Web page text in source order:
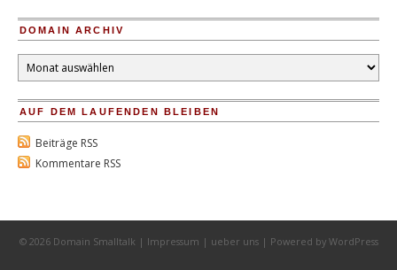
DOMAIN ARCHIV
Domain
Archiv
AUF DEM LAUFENDEN BLEIBEN
Beiträge RSS
Kommentare RSS
© 2026 Domain Smalltalk | Impressum | ueber uns| Powered by WordPress